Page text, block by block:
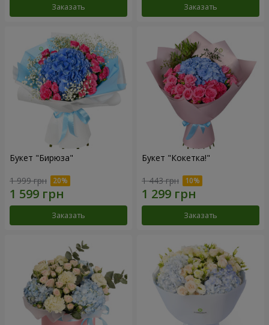
Заказать Заказать
Букет "Бирюза"
1 999 грн
Заказать
Букет "Кокетка!"
1 443 грн
Заказать